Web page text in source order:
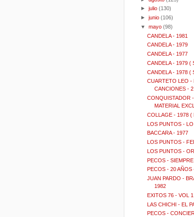
►julio (130)
►junio (106)
▼mayo (98)
CANDELA - 1981
CANDELA - 1979
CANDELA - 1977
CANDELA - 1979 (
CANDELA - 1978 (
CUARTETO LEO -
CANCIONES -
CONQUISTADOR
MATERIAL
COLLAGE - 1978 (
LOS PUNTOS -
BACCARA - 1977
LOS PUNTOS -
LOS PUNTOS -
PECOS -
PECOS - 20 AÑOS
JUAN PARDO -
1982
EXITOS 76 - VOL
LAS CHICHI - EL
PECOS -